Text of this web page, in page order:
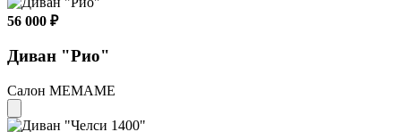
56 000 ₽
Диван "Рио"
Салон МЕМАМЕ